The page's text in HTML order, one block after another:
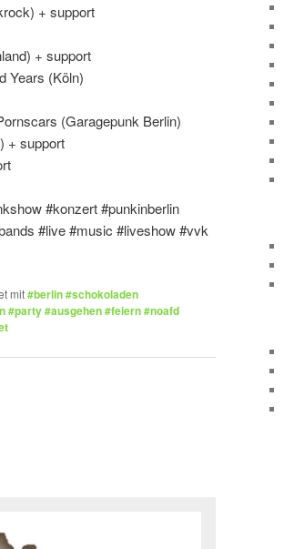
+ support
+ support
Years (Köln)
(Garagepunk Berlin)
+ support
#konzert #punkinberlin
#live #music #liveshow #vvk
mit#berlin #schokoladen
#party #ausgehen #feiern #noafd